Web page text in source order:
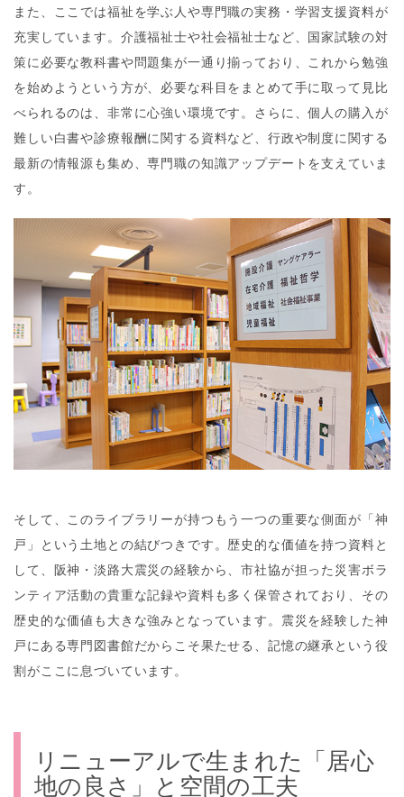
また、ここでは福祉を学ぶ人や専門職の実務・学習支援資料が
充実しています。介護福祉士や社会福祉士など、国家試験の対
策に必要な教科書や問題集が一通り揃っており、これから勉強
を始めようという方が、必要な科目をまとめて手に取って見比
べられるのは、非常に心強い環境です。さらに、個人の購入が
難しい白書や診療報酬に関する資料など、行政や制度に関する
最新の情報源も集め、専門職の知識アップデートを支えていま
す。
そして、このライブラリーが持つもう一つの重要な側面が「神
戸」という土地との結びつきです。歴史的な価値を持つ資料と
して、阪神・淡路大震災の経験から、市社協が担った災害ボラ
ンティア活動の貴重な記録や資料も多く保管されており、その
歴史的な価値も大きな強みとなっています。震災を経験した神
戸にある専門図書館だからこそ果たせる、記憶の継承という役
割がここに息づいています。
リニューアルで生まれた「居心
地の良さ」と空間の工夫